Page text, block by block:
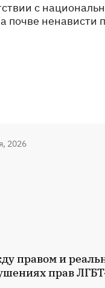
с
почве ненависти
2026
правом и
прав